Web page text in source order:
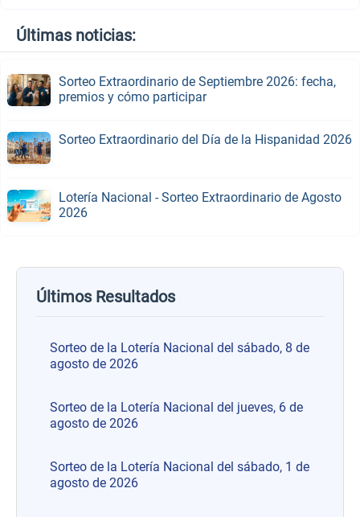
Últimas noticias:
Sorteo Extraordinario de Septiembre 2026: fecha,
premios y cómo participar
Sorteo Extraordinario del Día de la Hispanidad 2026
Lotería Nacional - Sorteo Extraordinario de Agosto
2026
Últimos Resultados
Sorteo de la Lotería Nacional del sábado, 8 de
agosto de 2026
Sorteo de la Lotería Nacional del jueves, 6 de
agosto de 2026
Sorteo de la Lotería Nacional del sábado, 1 de
agosto de 2026